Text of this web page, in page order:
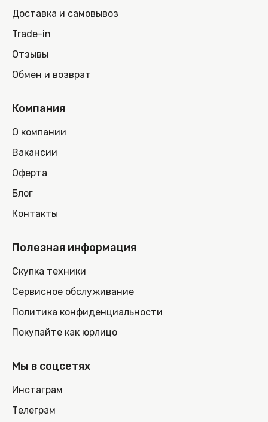
Доставка и самовывоз
Trade-in
Отзывы
Обмен и возврат
Компания
О компании
Вакансии
Оферта
Блог
Контакты
Полезная информация
Скупка техники
Сервисное обслуживание
Политика конфиденциальности
Покупайте как юрлицо
Мы в соцсетях
Инстаграм
Телеграм